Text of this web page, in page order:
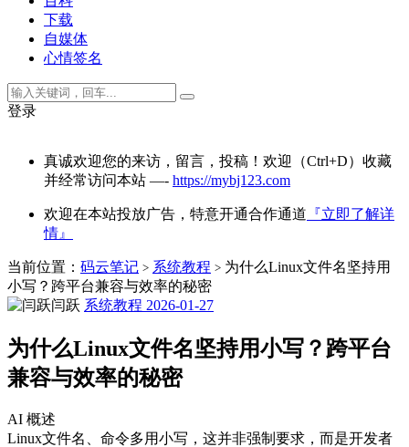
下载
自媒体
心情签名
登录
真诚欢迎您的来访，留言，投稿！欢迎（Ctrl+D）收藏
并经常访问本站 —- https://mybj123.com
欢迎在本站投放广告，特意开通合作通道 『立即了解详
情』
当前位置： 码云笔记 > 系统教程 > 为什么Linux文件名坚持用
小写？跨平台兼容与效率的秘密
闫跃 系统教程 2026-01-27
为什么Linux文件名坚持用小写？跨平台
兼容与效率的秘密
AI 概述
Linux文件名、命令多用小写，这并非强制要求，而是开发者